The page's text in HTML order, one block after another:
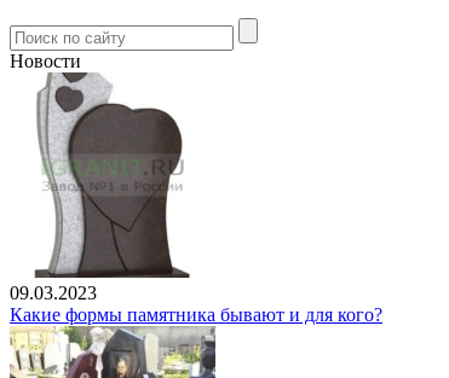
Новости
09.03.2023
Какие формы памятника бывают и для кого?